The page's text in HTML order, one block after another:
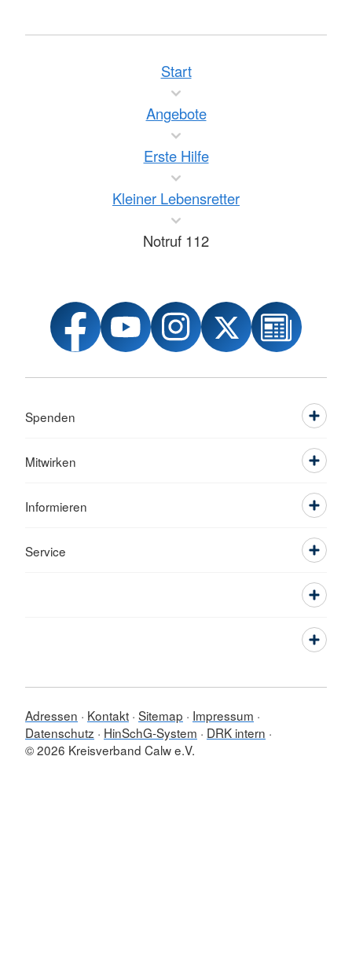
Start
Angebote
Erste Hilfe
Kleiner Lebensretter
Notruf 112
Spenden
Mitwirken
Informieren
Service
Adressen Kontakt Sitemap
Impressum
Datenschutz
HinSchG-System
DRK intern
© 2026 Kreisverband Calw e.V.